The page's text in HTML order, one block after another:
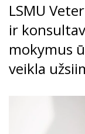
LSMU
ir
mokymus
veikla